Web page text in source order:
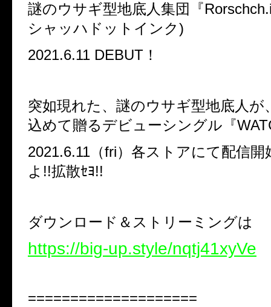
謎のウサギ型地底人集団 『
シャッハドットインク)
2021.6.11 DEBUT！
突如現れた、謎のウサギ型地底人が
込めて贈るデビューシングル『
2021.6.11（fri）各ストアにて配信
よ!!拡散ｾﾖ!!
ダウンロード＆ストリーミングは
https://big-up.style/nqtj41xyVe
====================